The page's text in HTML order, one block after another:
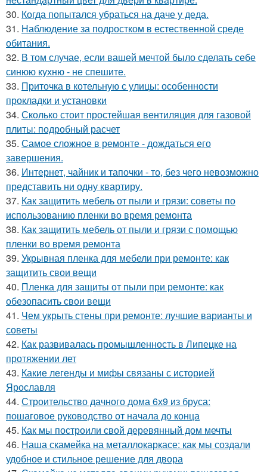
30. Когда попытался убраться на даче у деда.
31. Наблюдение за подростком в естественной среде
обитания.
32. В том случае, если вашей мечтой было сделать себе
синюю кухню - не спешите.
33. Приточка в котельную с улицы: особенности
прокладки и установки
34. Сколько стоит простейшая вентиляция для газовой
плиты: подробный расчет
35. Самое сложное в ремонте - дождаться его
завершения.
36. Интернет, чайник и тапочки - то, без чего невозможно
представить ни одну квартиру.
37. Как защитить мебель от пыли и грязи: советы по
использованию пленки во время ремонта
38. Как защитить мебель от пыли и грязи с помощью
пленки во время ремонта
39. Укрывная пленка для мебели при ремонте: как
защитить свои вещи
40. Пленка для защиты от пыли при ремонте: как
обезопасить свои вещи
41. Чем укрыть стены при ремонте: лучшие варианты и
советы
42. Как развивалась промышленность в Липецке на
протяжении лет
43. Какие легенды и мифы связаны с историей
Ярославля
44. Строительство дачного дома 6х9 из бруса:
пошаговое руководство от начала до конца
45. Как мы построили свой деревянный дом мечты
46. Наша скамейка на металлокаркасе: как мы создали
удобное и стильное решение для двора